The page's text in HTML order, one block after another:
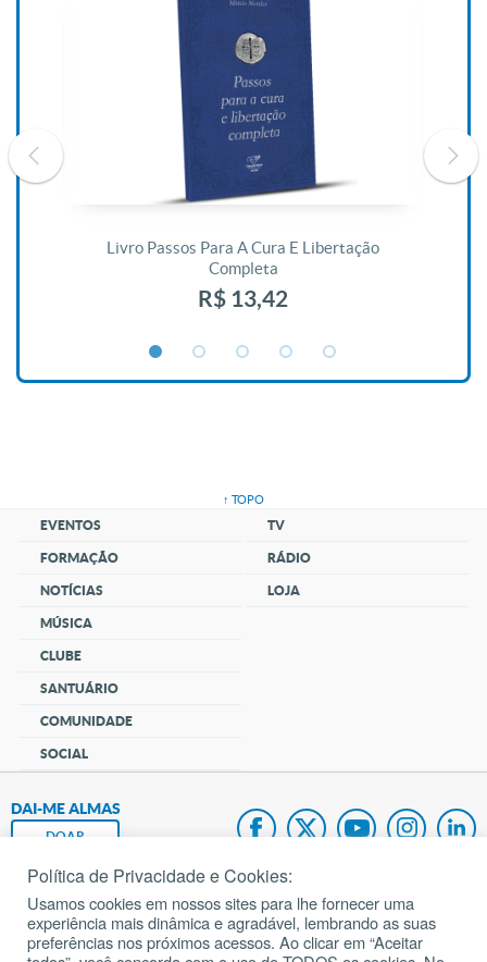
Livro Passos Para A Cura E Libertação
Completa
R$ 13,42
↑ TOPO
EVENTOS
FORMAÇÃO
NOTÍCIAS
MÚSICA
CLUBE
SANTUÁRIO
COMUNIDADE
SOCIAL
TV
RÁDIO
LOJA
DAI-ME ALMAS
DOAR
Fundação João Paulo II
Pedido de Oração
Política de Privacidade e Cookies:
Usamos cookies em nossos sites para lhe fornecer uma
experiência mais dinâmica e agradável, lembrando as suas
preferências nos próximos acessos. Ao clicar em “Aceitar